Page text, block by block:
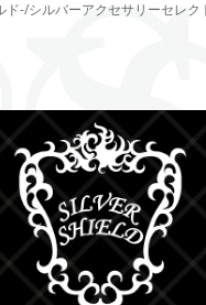
ド-/シルバーアクセサリーセレ